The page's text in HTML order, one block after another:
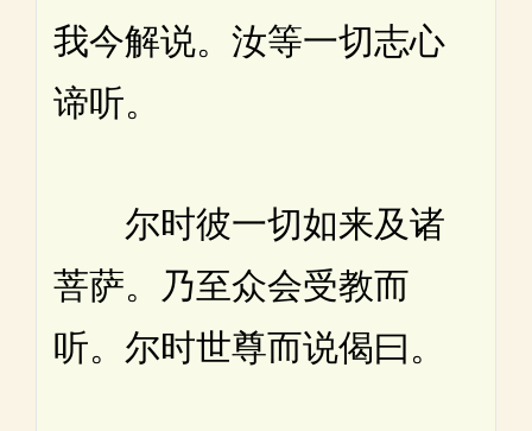
我今解说。汝等一切志心
谛听。
尔时彼一切如来及诸
菩萨。乃至众会受教而
听。尔时世尊而说偈曰。